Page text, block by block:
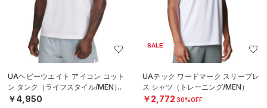
UAヘビーウエイト アイコン コット
ン タンク（ライフスタイル/MEN）
￥4,950
SALE
UAテック ワードマーク スリーブレ
ス シャツ（トレーニング/MEN）
￥2,772 30%OFF